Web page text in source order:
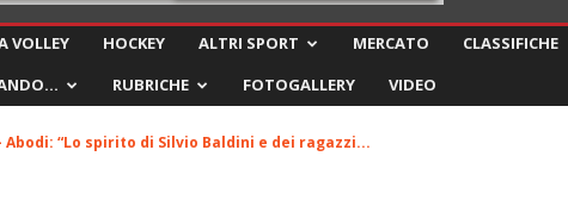
VOLLEY HOCKEY ALTRI SPORT MERCATO
CLASSIFICHE
RUBRICHE FOTOGALLERY VIDEO
Abodi: “Lo spirito di Silvio Baldini e dei ragazzi...